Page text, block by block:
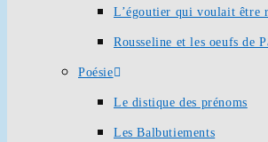
L’égoutier qui voulait être
Rousseline et les oeufs de
Poésie
Le distique des prénoms
Les Balbutiements